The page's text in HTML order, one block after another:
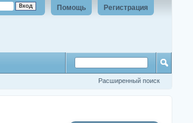
Регистрация
Помощь
Расширенный поиск